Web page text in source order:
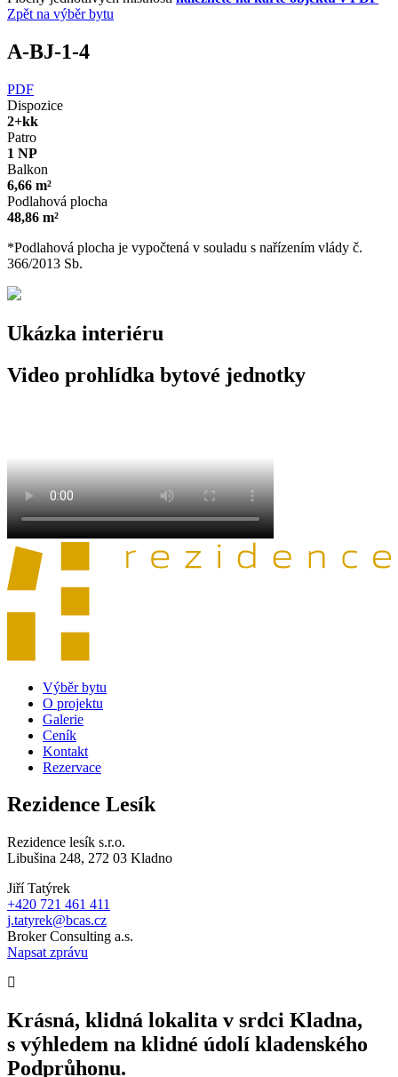
Zpět na výběr bytu
A-BJ-1-4
PDF
Dispozice
2+kk
Patro
1 NP
Balkon
6,66 m²
Podlahová plocha
48,86 m²
*Podlahová plocha je vypočtená v souladu s nařízením vlády č.
366/2013 Sb.
Ukázka interiéru
Video prohlídka bytové jednotky
Výběr bytu
O projektu
Galerie
Ceník
Kontakt
Rezervace
Rezidence Lesík
Rezidence lesík s.r.o.
Libušina 248, 272 03 Kladno
Jiří Tatýrek
+420 721 461 411
j.tatyrek@bcas.cz
Broker Consulting a.s.
Napsat zprávu
Krásná, klidná lokalita v srdci Kladna,
s výhledem na klidné údolí kladenského
Podprůhonu.